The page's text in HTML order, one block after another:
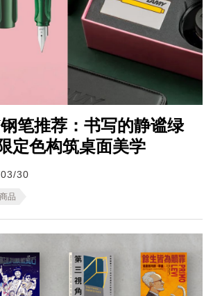
笔推荐：书写的静谧绿
定色构筑桌面美学
30
品